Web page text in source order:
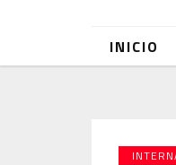
INICIO